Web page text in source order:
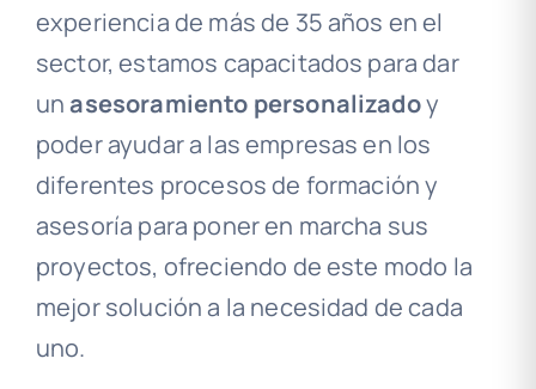
experiencia de más de 35 años en el
sector, estamos capacitados para dar
unasesoramiento personalizadoy
poder ayudar a las empresas en los
diferentes procesos de formación y
asesoría para poner en marcha sus
proyectos, ofreciendo de este modo la
mejor solución a la necesidad de cada
uno.